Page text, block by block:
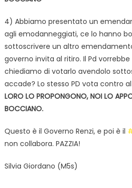
4) Abbiamo presentato un
agli emodanneggiati, ce lo hanno
sottoscrivere un altro
governo invita al ritiro. Il Pd
chiediamo di votarlo avendolo
accade? Lo stesso PD vota contro
LORO LO PROPONGONO, NOI LO
BOCCIANO.
Questo è il Governo Renzi, e poi è il
non collabora. PAZZIA!
Silvia Giordano (M5s)